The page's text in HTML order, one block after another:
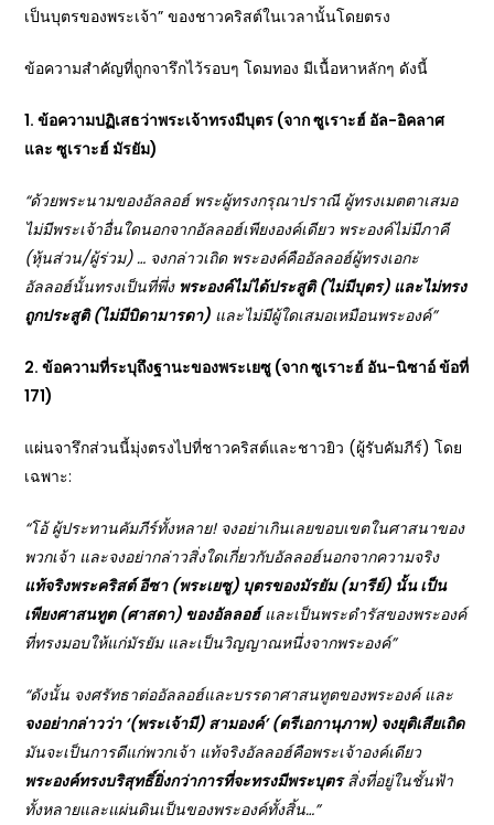
เป็นบุตรของพระเจ้า” ของชาวคริสต์ในเวลานั้นโดยตรง
ข้อความสำคัญที่ถูกจารึกไว้รอบๆ โดมทอง มีเนื้อหาหลักๆ ดังนี้
1.ข้อความปฏิเสธว่าพระเจ้าทรงมีบุตร (จาก ซูเราะฮ์ อัล-อิคลาศ
และ ซูเราะฮ์ มัรยัม)
“ด้วยพระนามของอัลลอฮ์ พระผู้ทรงกรุณาปราณี ผู้ทรงเมตตาเสมอ
ไม่มีพระเจ้าอื่นใดนอกจากอัลลอฮ์เพียงองค์เดียว พระองค์ไม่มีภาคี
(หุ้นส่วน/ผู้ร่วม) … จงกล่าวเถิด พระองค์คืออัลลอฮ์ผู้ทรงเอกะ
อัลลอฮ์นั้นทรงเป็นที่พึ่ง พระองค์ไม่ได้ประสูติ (ไม่มีบุตร) และไม่ทรง
ถูกประสูติ (ไม่มีบิดามารดา) และไม่มีผู้ใดเสมอเหมือนพระองค์”
2.ข้อความที่ระบุถึงฐานะของพระเยซู (จาก ซูเราะฮ์ อัน-นิซาอ์ ข้อที่
171)
แผ่นจารึกส่วนนี้มุ่งตรงไปที่ชาวคริสต์และชาวยิว (ผู้รับคัมภีร์) โดย
เฉพาะ:
“โอ้ ผู้ประทานคัมภีร์ทั้งหลาย! จงอย่าเกินเลยขอบเขตในศาสนาของ
พวกเจ้า และจงอย่ากล่าวสิ่งใดเกี่ยวกับอัลลอฮ์นอกจากความจริง
แท้จริงพระคริสต์ อีซา (พระเยซู) บุตรของมัรยัม (มารีย์) นั้น เป็น
เพียงศาสนทูต (ศาสดา) ของอัลลอฮ์ และเป็นพระดำรัสของพระองค์
ที่ทรงมอบให้แก่มัรยัม และเป็นวิญญาณหนึ่งจากพระองค์”
“ดังนั้น จงศรัทธาต่ออัลลอฮ์และบรรดาศาสนทูตของพระองค์ และ
จงอย่ากล่าวว่า ‘(พระเจ้ามี) สามองค์’ (ตรีเอกานุภาพ) จงยุติเสียเถิด
มันจะเป็นการดีแก่พวกเจ้า แท้จริงอัลลอฮ์คือพระเจ้าองค์เดียว
พระองค์ทรงบริสุทธิ์ยิ่งกว่าการที่จะทรงมีพระบุตร สิ่งที่อยู่ในชั้นฟ้า
ทั้งหลายและแผ่นดินเป็นของพระองค์ทั้งสิ้น…”